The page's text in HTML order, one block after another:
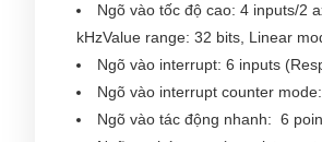
Ngõ vào tốc độ cao: 4 inputs/2
kHzValue range: 32 bits, Linear
Ngõ vào interrupt: 6 inputs
Ngõ vào interrupt counter
Ngõ vào tác động nhanh: 6